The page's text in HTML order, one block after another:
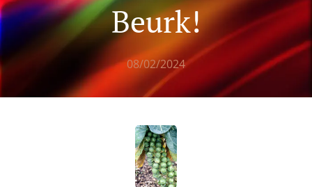
Beurk!
08/02/2024